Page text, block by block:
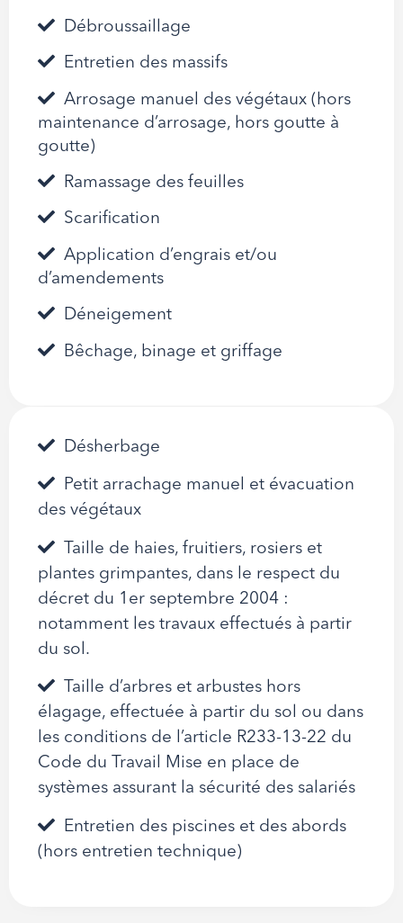
Débroussaillage
Entretien des massifs
Arrosage manuel des végétaux (hors
maintenance d’arrosage, hors goutte à
goutte)
Ramassage des feuilles
Scarification
Application d’engrais et/ou
d’amendements
Déneigement
Bêchage, binage et griffage
Désherbage
Petit arrachage manuel et évacuation
des végétaux
Taille de haies, fruitiers, rosiers et
plantes grimpantes, dans le respect du
décret du 1er septembre 2004 :
notamment les travaux effectués à partir
du sol.
Taille d’arbres et arbustes hors
élagage, effectuée à partir du sol ou dans
les conditions de l’article R233-13-22 du
Code du Travail Mise en place de
systèmes assurant la sécurité des salariés
Entretien des piscines et des abords
(hors entretien technique)